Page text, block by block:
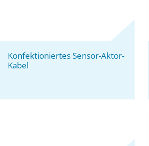
Konfektioniertes Sensor-Aktor-
Kabel